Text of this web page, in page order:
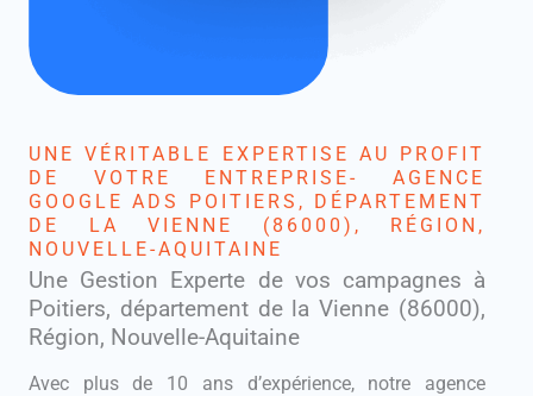
UNE VÉRITABLE EXPERTISE AU PROFIT
DE VOTRE ENTREPRISE- AGENCE
GOOGLE ADS POITIERS, DÉPARTEMENT
DE LA VIENNE (86000), RÉGION,
NOUVELLE-AQUITAINE
Une Gestion Experte de vos campagnes à
Poitiers, département de la Vienne (86000),
Région, Nouvelle-Aquitaine
Avec plus de 10 ans d’expérience, notre agence